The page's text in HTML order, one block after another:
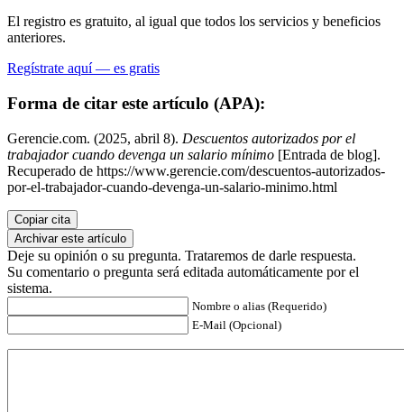
El registro es gratuito, al igual que todos los servicios y beneficios
anteriores.
Regístrate aquí — es gratis
Forma de citar este artículo (APA):
Gerencie.com. (2025, abril 8). Descuentos autorizados por el
trabajador cuando devenga un salario mínimo [Entrada de blog].
Recuperado de https://www.gerencie.com/descuentos-autorizados-
por-el-trabajador-cuando-devenga-un-salario-minimo.html
Copiar cita
Archivar este artículo
Deje su opinión o su pregunta. Trataremos de darle respuesta.
Su comentario o pregunta será editada automáticamente por el
sistema.
Nombre o alias (Requerido)
E-Mail (Opcional)